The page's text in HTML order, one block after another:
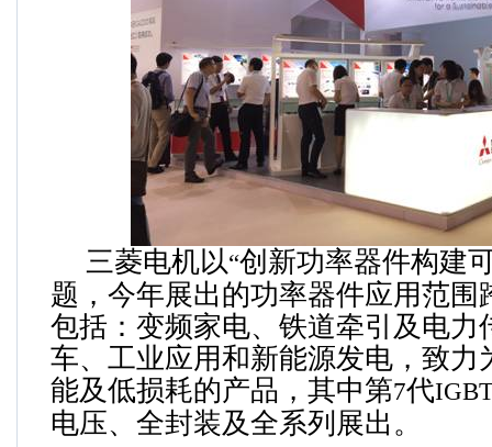
三菱电机以“创新功率器件构建
题， 今年展出的功率器件应用范围
包括：变频家电、铁道牵引及电力
车、工业应用和新能源发电，致力
能及低损耗的产品 ，其中第7代
电压、全封装及全系列展出。